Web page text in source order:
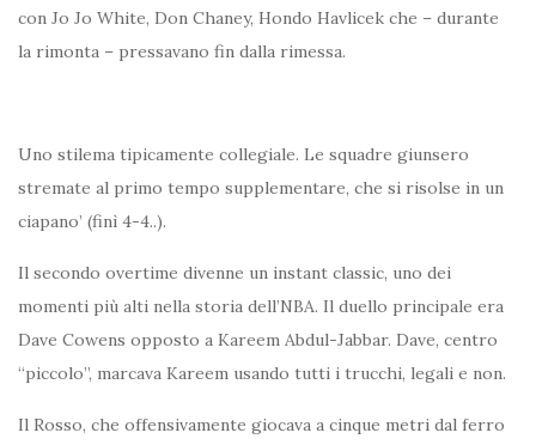
con Jo Jo White, Don Chaney, Hondo Havlicek che – durante
la rimonta – pressavano fin dalla rimessa.
Uno stilema tipicamente collegiale. Le squadre giunsero
stremate al primo tempo supplementare, che si risolse in un
ciapano’ (finì 4-4..).
Il secondo overtime divenne un instant classic, uno dei
momenti più alti nella storia dell’NBA. Il duello principale era
Dave Cowens opposto a Kareem Abdul-Jabbar. Dave, centro
“piccolo”, marcava Kareem usando tutti i trucchi, legali e non.
Il Rosso, che offensivamente giocava a cinque metri dal ferro